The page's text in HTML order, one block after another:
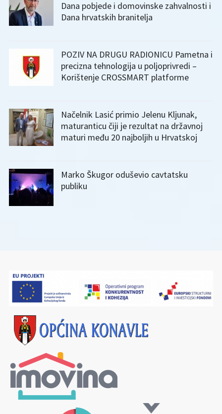
Dana pobjede i domovinske zahvalnosti i
Dana hrvatskih branitelja
POZIV NA DRUGU RADIONICU Pametna i
precizna tehnologija u poljoprivredi –
Korištenje CROSSMART platforme
Načelnik Lasić primio Jelenu Kljunak,
maturanticu čiji je rezultat na državnoj
maturi među 20 najboljih u Hrvatskoj
Marko Škugor oduševio cavtatsku
publiku